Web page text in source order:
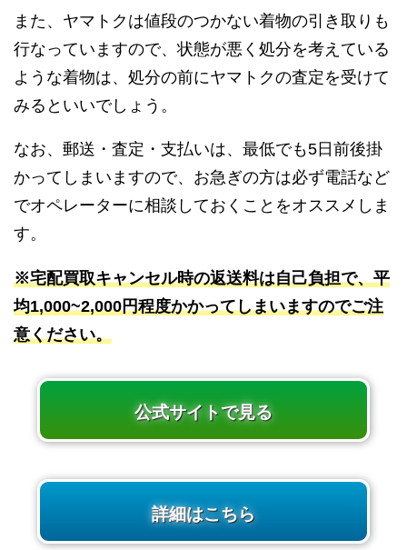
また、ヤマトクは値段のつかない着物の引き取りも
行なっていますので、状態が悪く処分を考えている
ような着物は、処分の前にヤマトクの査定を受けて
みるといいでしょう。
なお、郵送・査定・支払いは、最低でも5日前後掛
かってしまいますので、お急ぎの方は必ず電話など
でオペレーターに相談しておくことをオススメしま
す。
※宅配買取キャンセル時の返送料は自己負担で、平
均1,000~2,000円程度かかってしまいますのでご注
意ください。
公式サイトで見る
詳細はこちら